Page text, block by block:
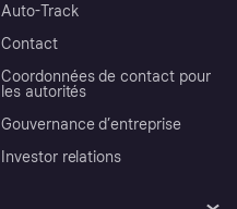
Auto-Track
Contact
Coordonnées de contact pour
les autorités
Gouvernance d’entreprise
Investor relations